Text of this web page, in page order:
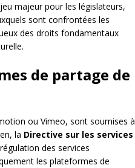
majeur pour les législateurs,
sont confrontées les
des droits fondamentaux
de partage de
ou Vimeo, sont soumises à
la Directive sur les services
des services
les plateformes de